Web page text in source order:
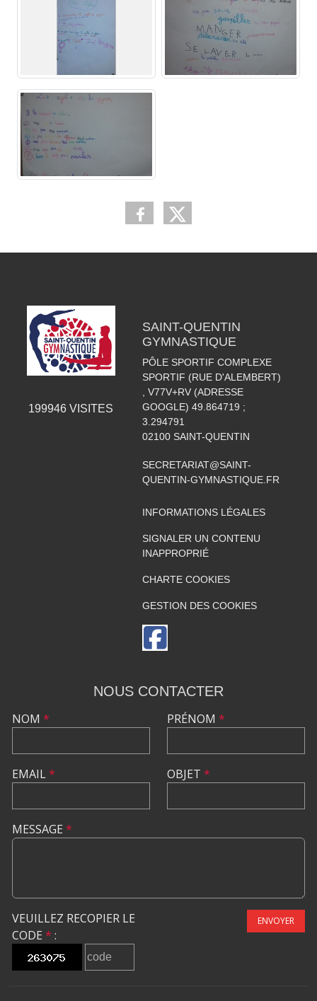
199946 VISITES
SAINT-QUENTIN
GYMNASTIQUE
PÔLE SPORTIF COMPLEXE
SPORTIF (RUE D'ALEMBERT)
, V77V+RV (ADRESSE
GOOGLE) 49.864719 ;
3.294791
02100 SAINT-QUENTIN
SECRETARIAT@SAINT-
QUENTIN-GYMNASTIQUE.FR
INFORMATIONS LÉGALES
SIGNALER UN CONTENU
INAPPROPRIÉ
CHARTE COOKIES
GESTION DES COOKIES
NOUS CONTACTER
NOM *
EMAIL*
PRÉNOM *
OBJET *
MESSAGE *
VEUILLEZ RECOPIER LE
CODE * :
ENVOYER